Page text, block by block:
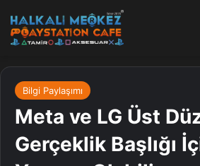
Bilgi Paylaşımı
Meta ve LG Üst
Gerçeklik Başlığı